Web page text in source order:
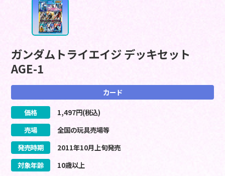
ガンダムトライエイジ デッキセット
AGE-1
カード
価格 1,497円(税込)
売場
全国の玩具売場等
発売時期
2011年10月上旬発売
対象年齢
10歳以上